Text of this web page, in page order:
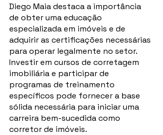
Diego Maia destaca a importância
de obter uma educação
especializada em imóveis e de
adquirir as certificações necessárias
para operar legalmente no setor.
Investir em cursos de corretagem
imobiliária e participar de
programas de treinamento
específicos pode fornecer a base
sólida necessária para iniciar uma
carreira bem-sucedida como
corretor de imóveis.